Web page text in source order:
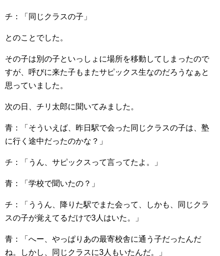
チ：「同じクラスの子」
とのことでした。
その子は別の子といっしょに場所を移動してしまったので
すが、呼びに来た子もまたサピックス生なのだろうなぁと
思っていました。
次の日、チリ太郎に聞いてみました。
青：「そういえば、昨日駅で会った同じクラスの子は、塾
に行く途中だったのかな？」
チ：「うん、サピックスって言ってたよ。」
青：「学校で聞いたの？」
チ：「ううん、降りた駅でまた会って、しかも、同じクラ
スの子が覚えてるだけで3人はいた。」
青：「へー、やっぱりあの最寄校舎に通う子だったんだ
ね。しかし、同じクラスに3人もいたんだ。」